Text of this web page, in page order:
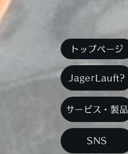
トップページ
JagerLauft?
サービス・製品
SNS